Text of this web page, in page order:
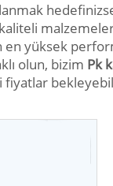
kaliteli
en yüksek
olun, bizim Pk
fiyatlar